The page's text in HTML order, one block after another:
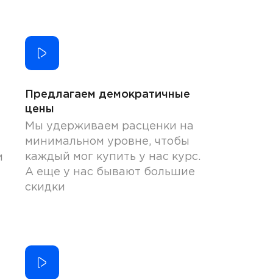
Предлагаем демократичные
цены
Мы удерживаем расценки на
минимальном уровне, чтобы
каждый мог купить у нас курс.
А еще у нас бывают большие
скидки